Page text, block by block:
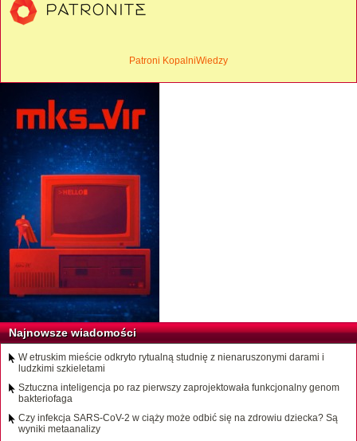
Patroni KopalniWiedzy
Najnowsze wiadomości
W etruskim mieście odkryto rytualną studnię z nienaruszonymi darami i
ludzkimi szkieletami
Sztuczna inteligencja po raz pierwszy zaprojektowała funkcjonalny genom
bakteriofaga
Czy infekcja SARS-CoV-2 w ciąży może odbić się na zdrowiu dziecka? Są
wyniki metaanalizy